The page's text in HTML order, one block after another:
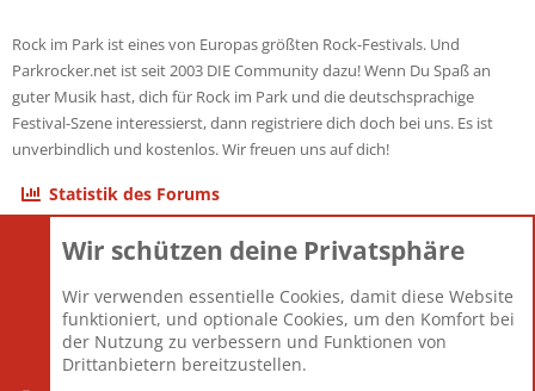
Rock im Park ist eines von Europas größten Rock-Festivals. Und
Parkrocker.net ist seit 2003 DIE Community dazu! Wenn Du Spaß an
guter Musik hast, dich für Rock im Park und die deutschsprachige
Festival-Szene interessierst, dann registriere dich doch bei uns. Es ist
unverbindlich und kostenlos. Wir freuen uns auf dich!
Statistik des Forums
Themen
Mitglieder
12.427
Neuestes Mitglied
Berlin
Wir schützen deine Privatsphäre
Wir verwenden essentielle Cookies, damit diese Website
funktioniert, und optionale Cookies, um den Komfort bei
der Nutzung zu verbessern und Funktionen von
Drittanbietern bereitzustellen.